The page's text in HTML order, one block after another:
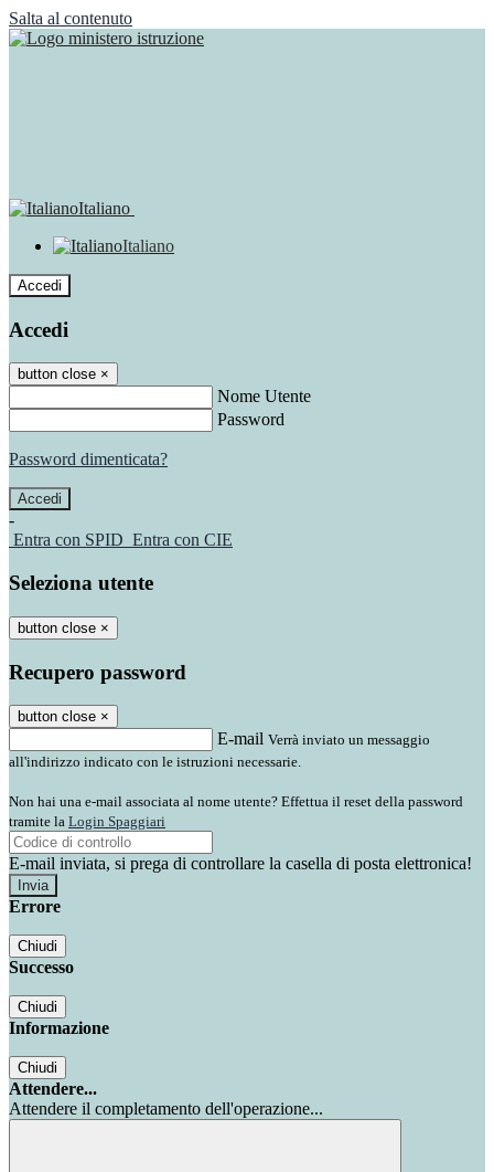
Salta al contenuto
Italiano
Italiano
Accedi
Accedi
button close ×
Nome Utente
Password
Password dimenticata?
-
Entra con SPID Entra con CIE
Seleziona utente
button close ×
Recupero password
button close ×
E-mail Verrà inviato un messaggio
all'indirizzo indicato con le istruzioni necessarie.
Non hai una e-mail associata al nome utente? Effettua il reset della password
tramite la Login Spaggiari
E-mail inviata, si prega di controllare la casella di posta elettronica!
Errore
Chiudi
Successo
Chiudi
Informazione
Chiudi
Attendere...
Attendere il completamento dell'operazione...